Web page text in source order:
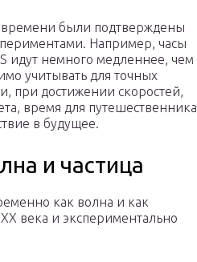
были подтверждены
Например, часы
идут немного медленнее, чем
учитывать для точных
при достижении скоростей,
время для путешественника
в будущее.
и частица
как волна и как
века и экспериментально